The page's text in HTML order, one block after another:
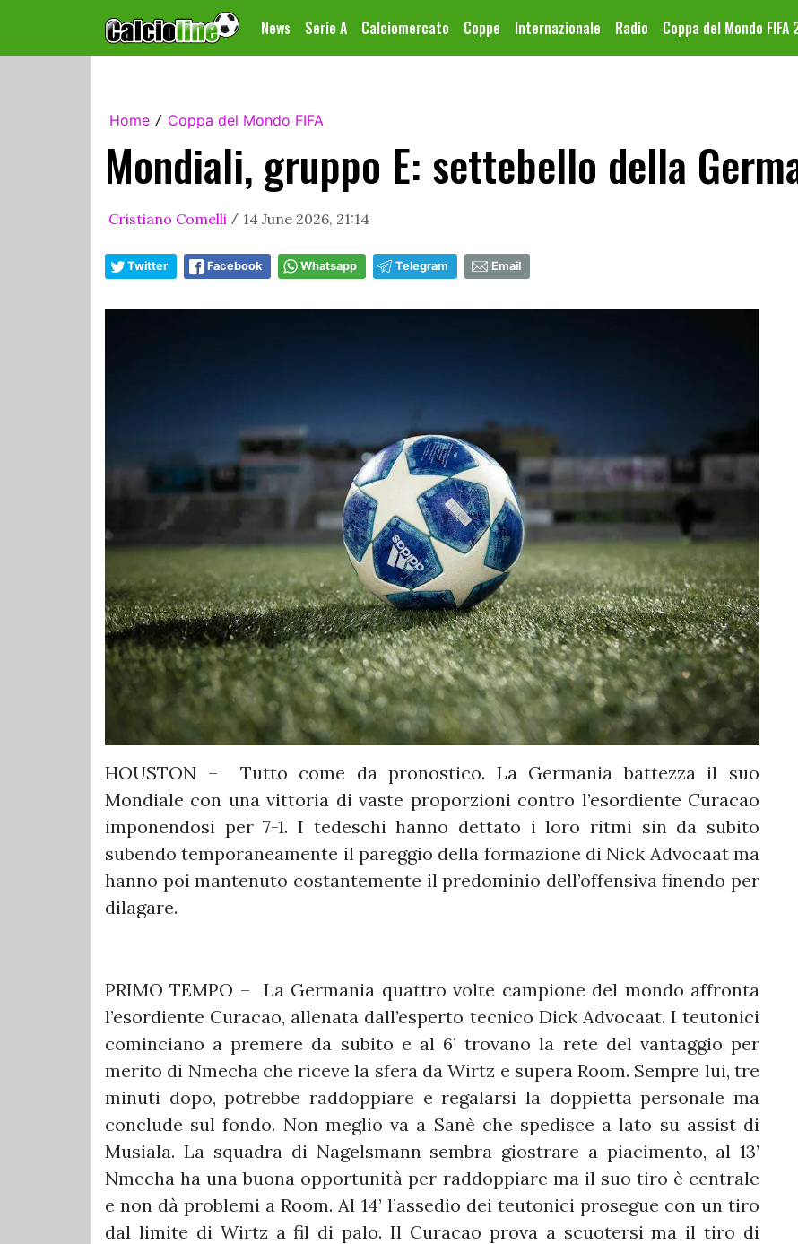
News Serie A Calciomercato Coppe Internazionale Radio Coppa del Mondo FIFA
Home / Coppa del Mondo FIFA
Mondiali, gruppo E: settebello della
Cristiano Comelli / 14 June 2026, 21:14
Twitter Facebook Whatsapp Telegram Email
HOUSTON – Tutto come da pronostico. La Germania battezza il suo
Mondiale con una vittoria di vaste proporzioni contro l’esordiente Curacao
imponendosi per 7-1. I tedeschi hanno dettato i loro ritmi sin da subito
subendo temporaneamente il pareggio della formazione di Nick Advocaat ma
hanno poi mantenuto costantemente il predominio dell’offensiva finendo per
dilagare.
PRIMO TEMPO – La Germania quattro volte campione del mondo affronta
l’esordiente Curacao, allenata dall’esperto tecnico Dick Advocaat. I teutonici
cominciano a premere da subito e al 6’ trovano la rete del vantaggio per
merito di Nmecha che riceve la sfera da Wirtz e supera Room. Sempre lui, tre
minuti dopo, potrebbe raddoppiare e regalarsi la doppietta personale ma
conclude sul fondo. Non meglio va a Sanè che spedisce a lato su assist di
Musiala. La squadra di Nagelsmann sembra giostrare a piacimento, al 13’
Nmecha ha una buona opportunità per raddoppiare ma il suo tiro è centrale
e non dà problemi a Room. Al 14’ l’assedio dei teutonici prosegue con un tiro
dal limite di Wirtz a fil di palo. Il Curacao prova a scuotersi ma il tiro di